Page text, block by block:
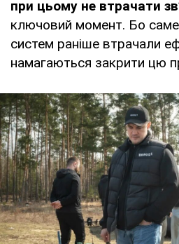
при цьому не втрачати
ключовий момент. Бо
систем раніше втрачали
намагаються закрити цю